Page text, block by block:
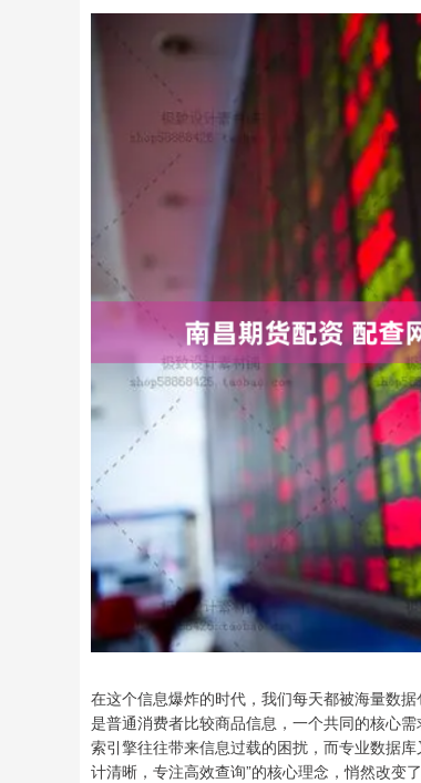
在这个信息爆炸的时代，我们每天都被海量数
是普通消费者比较商品信息，一个共同的核心
索引擎往往带来信息过载的困扰，而专业数据
计清晰，专注高效查询”的核心理念，悄然改变